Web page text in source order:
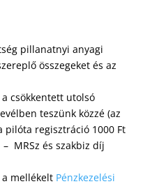
pillanatnyi anyagi
összegeket és az
csökkentett utolsó
teszünk közzé (az
pilóta regisztráció 1000 Ft
MRSz és szakbiz díj
a mellékelt Pénzkezelési